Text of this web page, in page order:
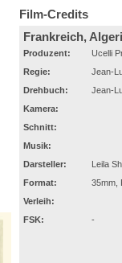
Film-Credits
Frankreich,
Produzent:
Ucelli
Regie:
Jean-
Drehbuch:
Jean-
Kamera:
Schnitt:
Musik:
Darsteller:
Leila
Format:
35mm,
Verleih:
FSK:
-